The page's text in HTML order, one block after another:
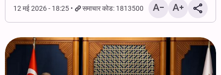
12 मई 2026 - 18:25 समाचार कोड: 1813500